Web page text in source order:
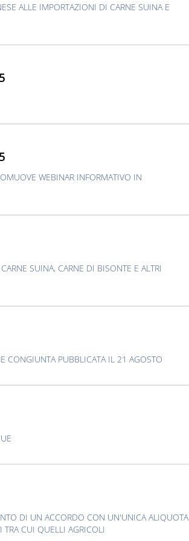
ALLE IMPORTAZIONI DI CARNE SUINA E
WEBINAR INFORMATIVO IN
SUINA, CARNE DI BISONTE E ALTRI
CONGIUNTA PUBBLICATA IL 21 AGOSTO
DI UN ACCORDO CON UN'UNICA ALIQUOTA
TRA CUI QUELLI AGRICOLI